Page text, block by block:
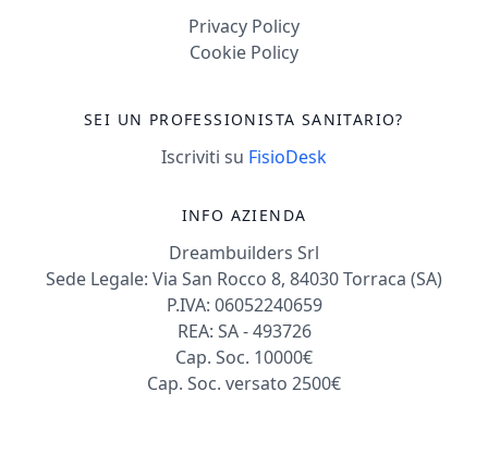
Privacy Policy
Cookie Policy
SEI UN PROFESSIONISTA SANITARIO?
Iscriviti su FisioDesk
INFO AZIENDA
Dreambuilders Srl
Sede Legale: Via San Rocco 8, 84030 Torraca (SA)
P.IVA: 06052240659
REA: SA - 493726
Cap. Soc. 10000€
Cap. Soc. versato 2500€